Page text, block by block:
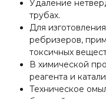
Удаление
трубах.
Для
ребризеров,
токсичных
В химической
реагента и
Техническое